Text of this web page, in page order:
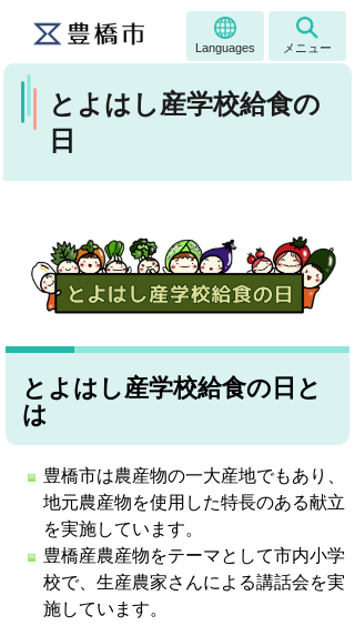
Languages メニュー
とよはし産学校給食の
日
とよはし産学校給食の日と
は
豊橋市は農産物の一大産地でもあり、
地元農産物を使用した特長のある献立
を実施しています。
豊橋産農産物をテーマとして市内小学
校で、生産農家さんによる講話会を実
施しています。